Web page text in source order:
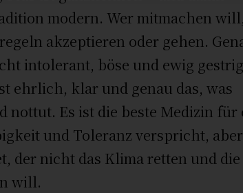
modern. Wer mitmachen will,
akzeptieren oder gehen.
intolerant, böse und ewig
ehrlich, klar und genau das, was
nottut. Es ist die beste Medizin für
und Toleranz verspricht, aber
der nicht das Klima retten und die
will.